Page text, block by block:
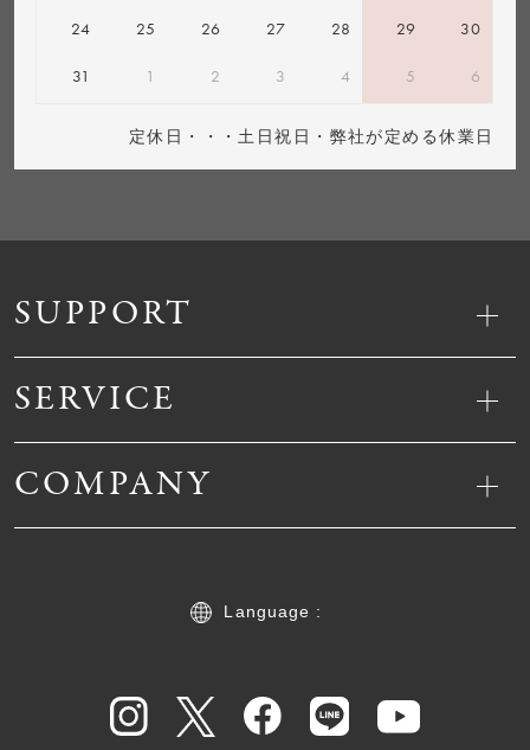
SUPPORT
SERVICE
COMPANY
Language :
24 25 26 27 28 29 30
31 1 2 3 4 5 6
定休日・・・土日祝日・弊社が定める休業日